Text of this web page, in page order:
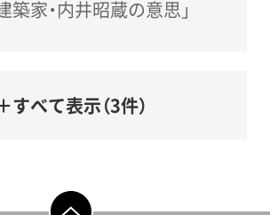
建築家・内井昭蔵の意思」
すべて表示（3件）